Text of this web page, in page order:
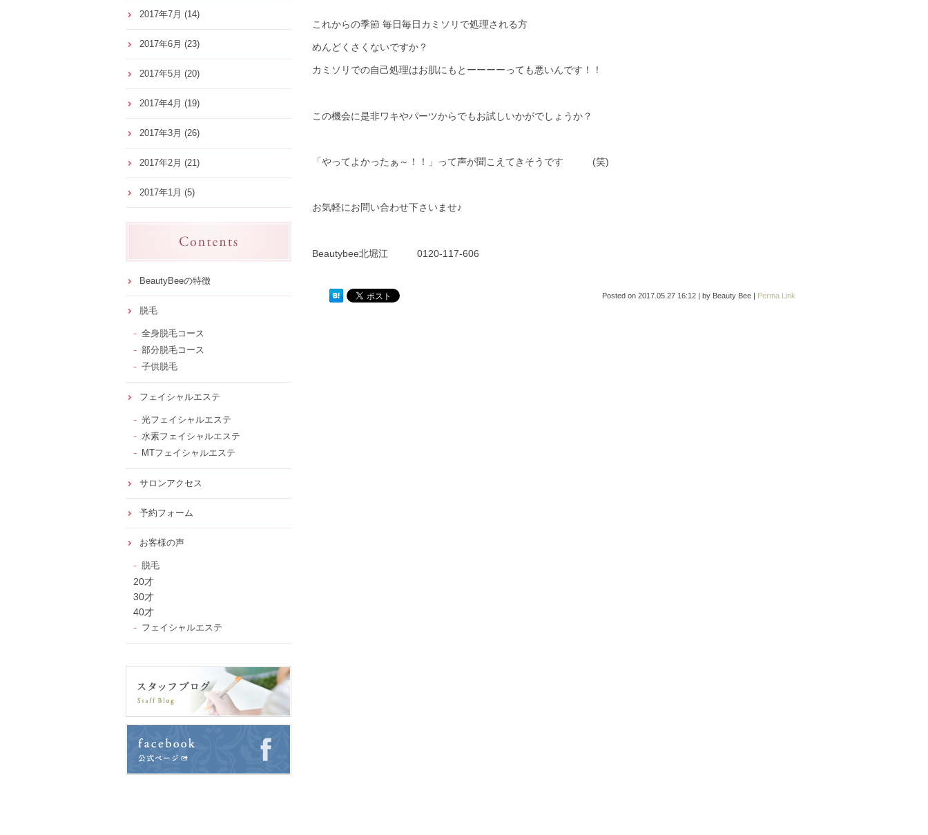
これからの季節 毎日毎日カミソリで処理される方
めんどくさくないですか？
カミソリでの自己処理はお肌にもとーーーーっても悪いんです！！
この機会に是非ワキやパーツからでもお試しいかがでしょうか？
「やってよかったぁ～！！」って声が聞こえてきそうです (笑)
お気軽にお問い合わせ下さいませ♪
Beautybee北堀江 0120-117-606
Posted on 2017.05.27 16:12 | by Beauty Bee | Perma Link
2017年7月 (14)
2017年6月 (23)
2017年5月 (20)
2017年4月 (19)
2017年3月 (26)
2017年2月 (21)
2017年1月 (5)
BeautyBeeの特徴
脱毛
全身脱毛コース
部分脱毛コース
子供脱毛
フェイシャルエステ
光フェイシャルエステ
水素フェイシャルエステ
MTフェイシャルエステ
サロンアクセス
予約フォーム
お客様の声
脱毛
20才
30才
40才
フェイシャルエステ